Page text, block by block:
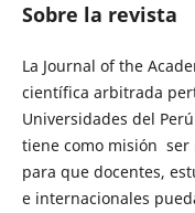
Sobre la revista
La Journal of the
científica arbitrada
Universidades del
tiene como misión ser
para que docentes,
e internacionales